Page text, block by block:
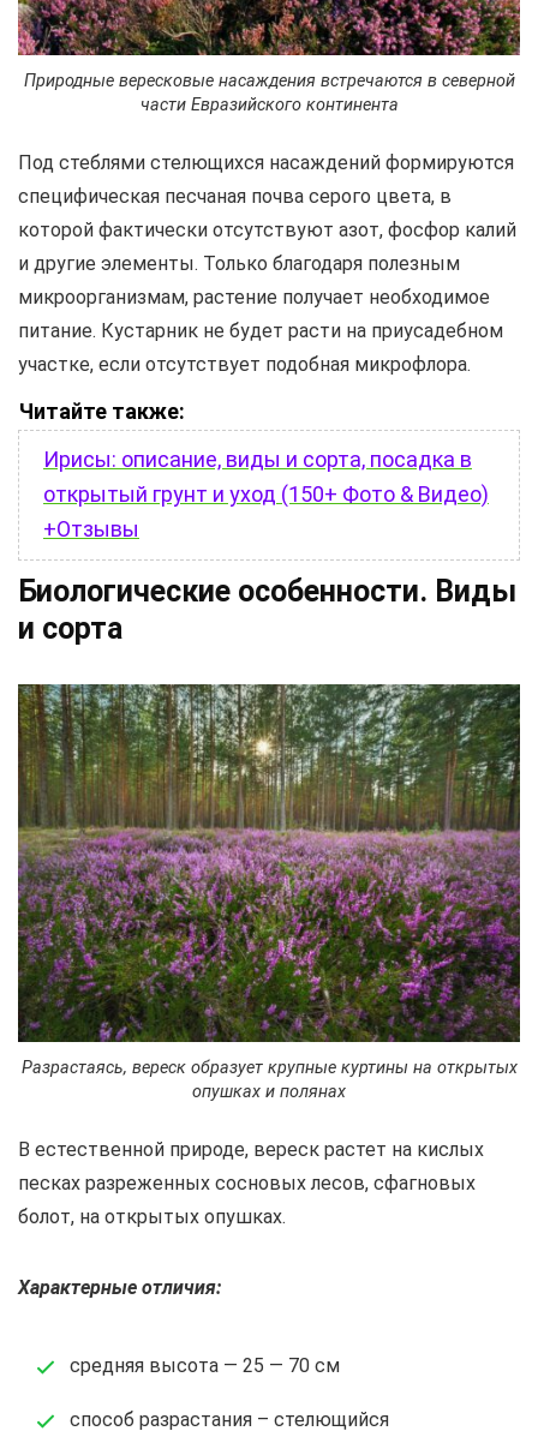
Природные вересковые насаждения встречаются в северной
части Евразийского континента
Под стеблями стелющихся насаждений формируются
специфическая песчаная почва серого цвета, в
которой фактически отсутствуют азот, фосфор калий
и другие элементы. Только благодаря полезным
микроорганизмам, растение получает необходимое
питание. Кустарник не будет расти на приусадебном
участке, если отсутствует подобная микрофлора.
Читайте также:
Ирисы: описание, виды и сорта, посадка в
открытый грунт и уход (150+ Фото & Видео)
+Отзывы
Биологические особенности. Виды
и сорта
Разрастаясь, вереск образует крупные куртины на открытых
опушках и полянах
В естественной природе, вереск растет на кислых
песках разреженных сосновых лесов, сфагновых
болот, на открытых опушках.
Характерные отличия:
cредняя высота — 25 — 70 см
cпособ разрастания – стелющийся